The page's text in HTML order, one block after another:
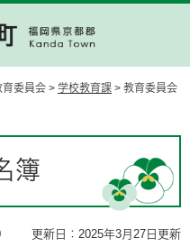
育委員会 > 学校教育課 > 教育委員会
簿
更新日：2025年3月27日更新